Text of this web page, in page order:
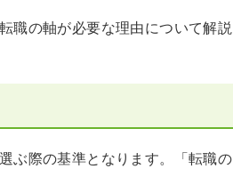
職の軸が必要な理由について解説
ぶ際の基準となります。「転職の